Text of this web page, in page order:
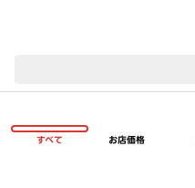
すべて お店価格